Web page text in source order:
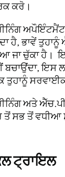
ਕਰੋ।
ਹੈ, ਭਾਵੇਂ ਤੁਹਾਨੂੰ
ਜਾ ਚੁੱਕਾ ਹੈ।
ਬਚਾਉਂਦਾ, ਇਸ
ਤੁਹਾਨੂੰ
ਅਤੇ
ਸਭ ਤੋਂ ਵਧੀਆ
ਟ੍ਰਾਇਲ